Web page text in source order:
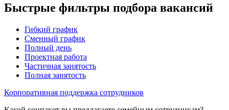
Быстрые фильтры подбора вакансий
Гибкий график
Сменный график
Полный день
Проектная работа
Частичная занятость
Полная занятость
Корпоративная поддержка сотрудников